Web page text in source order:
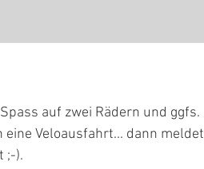
auf zwei Rädern und ggfs.
Veloausfahrt... dann meldet
;-).